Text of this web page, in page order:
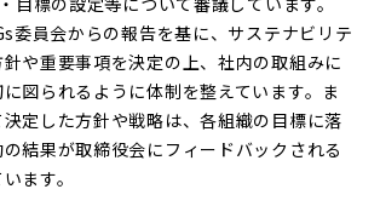
委員会からの報告を基に、サステナビリテ
や重要事項を決定の上、社内の取組みに
図られるように体制を整えています。ま
定した方針や戦略は、各組織の目標に落
結果が取締役会にフィードバックされる
ます。